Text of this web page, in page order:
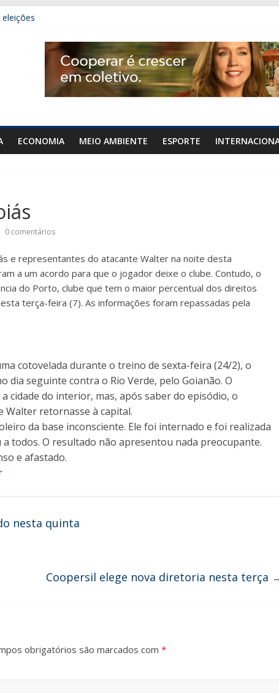
de 50 gramas de cocaína em Orizona
área de diplomacia no plano de governo
ECONOMIA MEIO AMBIENTE ESPORTE
0 comentários
e representantes do atacante Walter na noite desta
a um acordo para que o jogador deixe o clube. Contudo, o
do Porto, clube que tem o maior percentual dos direitos
terça-feira (7). As informações foram repassadas pela
cotovelada durante o treino de sexta-feira (24/2), o
dia seguinte contra o Rio Verde, pelo Goianão. O
cidade do interior, mas, após saber do episódio, o
Walter retornasse à capital.
da base inconsciente. Ele foi internado e foi realizada
todos. O resultado não apresentou nada preocupante.
e afastado.
nesta quinta
Coopersil elege nova diretoria nesta terça
obrigatórios são marcados com *